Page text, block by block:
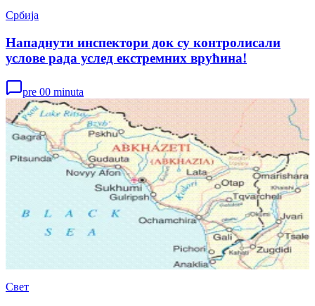
Србија
Нападнути инспектори док су контролисали
услове рада услед екстремних врућина!
pre 00 minuta
Свет